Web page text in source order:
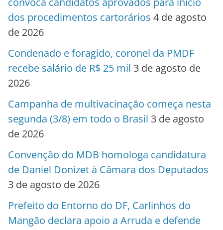
dos procedimentos cartorários 4 de agosto
de 2026
Condenado e foragido, coronel da PMDF
recebe salário de R$ 25 mil 3 de agosto de
2026
Campanha de multivacinação começa nesta
segunda (3/8) em todo o Brasil 3 de agosto
de 2026
Convenção do MDB homologa candidatura
de Daniel Donizet à Câmara dos Deputados
3 de agosto de 2026
Prefeito do Entorno do DF, Carlinhos do
Mangão declara apoio a Arruda e defende